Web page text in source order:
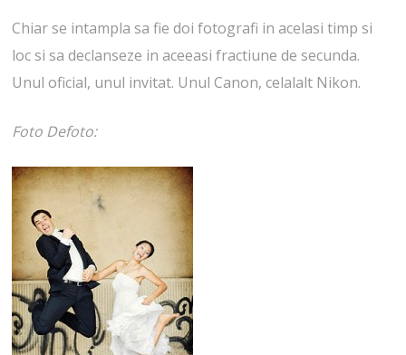
Chiar se intampla sa fie doi fotografi in acelasi timp si
loc si sa declanseze in aceeasi fractiune de secunda.
Unul oficial, unul invitat. Unul Canon, celalalt Nikon.
Foto Defoto: